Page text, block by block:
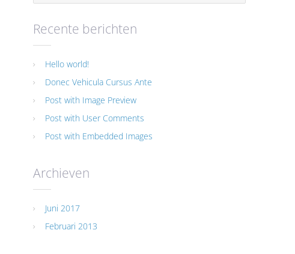
Recente berichten
Hello world!
Donec Vehicula Cursus Ante
Post with Image Preview
Post with User Comments
Post with Embedded Images
Archieven
Juni 2017
Februari 2013